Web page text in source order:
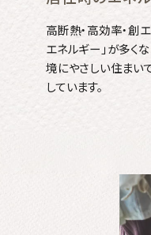
高断熱・高効率・創
エネルギー」が多く
境にやさしい住まい
しています。